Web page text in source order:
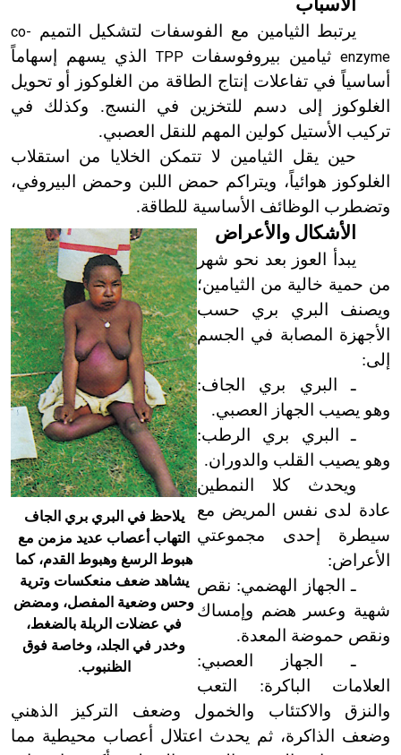
الأسباب
يرتبط الثيامين مع الفوسفات لتشكيل التميم
co-
enzyme ثيامين بيروفوسفات TPP الذي يسهم إسهاماً
أساسياً في تفاعلات إنتاج الطاقة من الغلوكوز أو تحويل
الغلوكوز إلى دسم للتخزين في النسج. وكذلك في
تركيب الأستيل كولين المهم للنقل العصبي.
حين يقل الثيامين لا تتمكن الخلايا من استقلاب
الغلوكوز هوائياً، ويتراكم حمض اللبن وحمض البيروفي،
وتضطرب الوظائف الأساسية للطاقة.
يلاحظ في البري بري الجاف
التهاب أعصاب عديد مزمن مع
هبوط الرسغ وهبوط القدم، كما
يشاهد ضعف منعكسات وترية
وحس وضعية المفصل، ومضض
في عضلات الربلة بالضغط،
وخدر في الجلد، وخاصة فوق
الظنبوب.
الأشكال والأعراض
يبدأ العوز بعد نحو شهر
من حمية خالية من الثيامين؛
ويصنف البري بري حسب
الأجهزة المصابة في الجسم
إلى:
ـ البري بري الجاف:
وهو يصيب الجهاز العصبي.
ـ البري بري الرطب:
وهو يصيب القلب والدوران.
ويحدث كلا النمطين
عادة لدى نفس المريض مع
سيطرة إحدى مجموعتي
الأعراض:
ـ الجهاز الهضمي: نقص
شهية وعسر هضم وإمساك
ونقص حموضة المعدة.
ـ الجهاز العصبي:
العلامات الباكرة: التعب
والنزق والاكتئاب والخمول وضعف التركيز الذهني
وضعف الذاكرة، ثم يحدث اعتلال أعصاب محيطية مما